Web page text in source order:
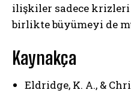
ilişkiler sadece krizleri
birlikte büyümeyi de
Kaynakça
Eldridge, K. A., &